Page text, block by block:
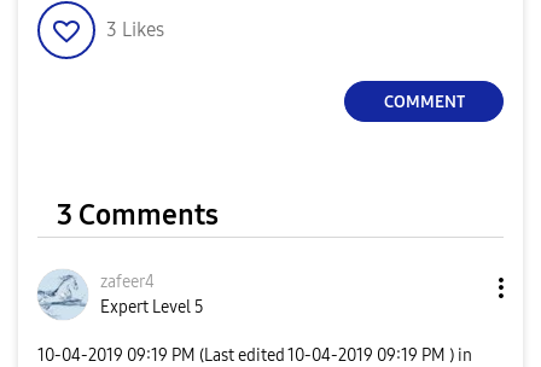
3 Likes
COMMENT
3 Comments
zafeer4
Expert Level 5
‎10-04-2019 09:19 PM (Last edited ‎10-04-2019 09:19 PM ) in